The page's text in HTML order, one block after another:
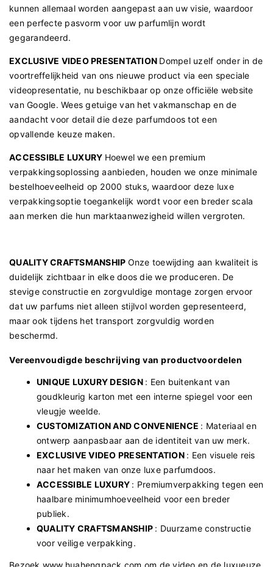
kunnen allemaal worden aangepast aan uw visie, waardoor
een perfecte pasvorm voor uw parfumlijn wordt
gegarandeerd.
EXCLUSIVE VIDEO PRESENTATION Dompel uzelf onder in de
voortreffelijkheid van ons nieuwe product via een speciale
videopresentatie, nu beschikbaar op onze officiële website
van Google. Wees getuige van het vakmanschap en de
aandacht voor detail die deze parfumdoos tot een
opvallende keuze maken.
ACCESSIBLE LUXURY Hoewel we een premium
verpakkingsoplossing aanbieden, houden we onze minimale
bestelhoeveelheid op 2000 stuks, waardoor deze luxe
verpakkingsoptie toegankelijk wordt voor een breder scala
aan merken die hun marktaanwezigheid willen vergroten.
QUALITY CRAFTSMANSHIP Onze toewijding aan kwaliteit is
duidelijk zichtbaar in elke doos die we produceren. De
stevige constructie en zorgvuldige montage zorgen ervoor
dat uw parfums niet alleen stijlvol worden gepresenteerd,
maar ook tijdens het transport zorgvuldig worden
beschermd.
Vereenvoudigde beschrijving van productvoordelen
UNIQUE LUXURY DESIGN : Een buitenkant van
goudkleurig karton met een interne spiegel voor een
vleugje weelde.
CUSTOMIZATION AND CONVENIENCE : Materiaal en
ontwerp aanpasbaar aan de identiteit van uw merk.
EXCLUSIVE VIDEO PRESENTATION : Een visuele reis
naar het maken van onze luxe parfumdoos.
ACCESSIBLE LUXURY : Premiumverpakking tegen een
haalbare minimumhoeveelheid voor een breder
publiek.
QUALITY CRAFTSMANSHIP : Duurzame constructie
voor veilige verpakking.